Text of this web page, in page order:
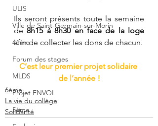
ULIS
Ville de Saint-Germain-sur-Morin
4ème
Forum des stages
MLDS
Projet ENVOL
5ème
Ils seront présents toute la semaine
de 8h15 à 8h30 en face de la loge
afin de collecter les dons de chacun.
C’est leur premier projet solidaire
de l’année !
6ème
La vie du collège
Solidarité